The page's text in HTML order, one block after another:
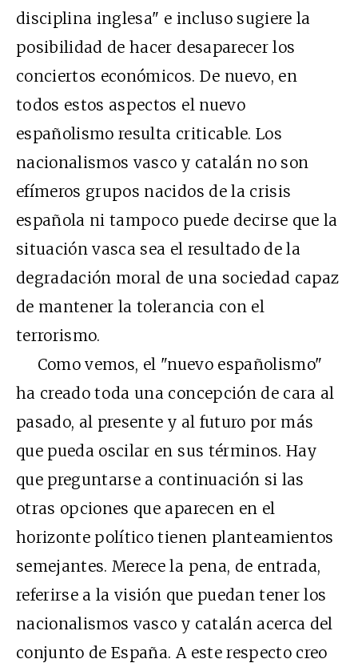
disciplina inglesa" e incluso sugiere la
posibilidad de hacer desaparecer los
conciertos económicos. De nuevo, en
todos estos aspectos el nuevo
españolismo resulta criticable. Los
nacionalismos vasco y catalán no son
efímeros grupos nacidos de la crisis
española ni tampoco puede decirse que la
situación vasca sea el resultado de la
degradación moral de una sociedad capaz
de mantener la tolerancia con el
terrorismo.
Como vemos, el "nuevo españolismo"
ha creado toda una concepción de cara al
pasado, al presente y al futuro por más
que pueda oscilar en sus términos. Hay
que preguntarse a continuación si las
otras opciones que aparecen en el
horizonte político tienen planteamientos
semejantes. Merece la pena, de entrada,
referirse a la visión que puedan tener los
nacionalismos vasco y catalán acerca del
conjunto de España. A este respecto creo